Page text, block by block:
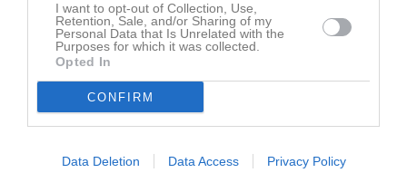
I want to opt-out of Collection, Use,
Retention, Sale, and/or Sharing of my
Personal Data that Is Unrelated with the
Purposes for which it was collected.
Opted In
CONFIRM
Data Deletion Data Access Privacy Policy
BLF (borta)
Truppen